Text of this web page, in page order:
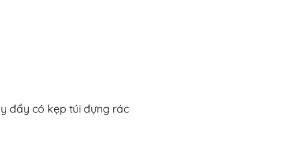
đẩy có kẹp túi đựng rác